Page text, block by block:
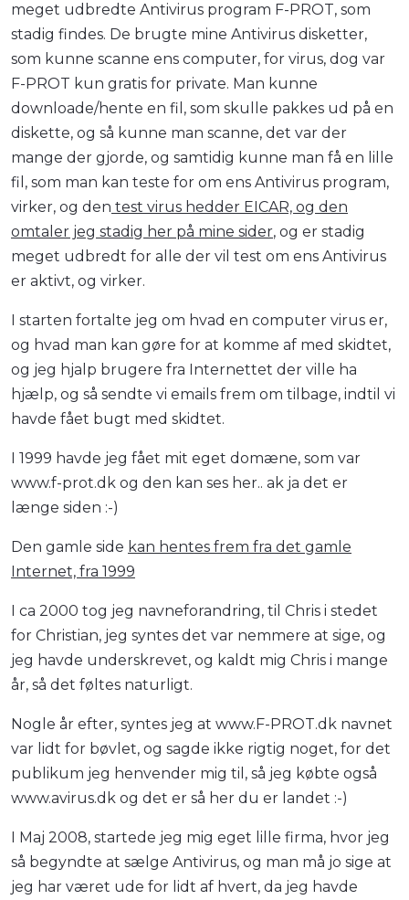
meget udbredte Antivirus program F-PROT, som
stadig findes. De brugte mine Antivirus disketter,
som kunne scanne ens computer, for virus, dog var
F-PROT kun gratis for private. Man kunne
downloade/hente en fil, som skulle pakkes ud på en
diskette, og så kunne man scanne, det var der
mange der gjorde, og samtidig kunne man få en lille
fil, som man kan teste for om ens Antivirus program,
virker, og den test virus hedder EICAR, og den
omtaler jeg stadig her på mine sider, og er stadig
meget udbredt for alle der vil test om ens Antivirus
er aktivt, og virker.
I starten fortalte jeg om hvad en computer virus er,
og hvad man kan gøre for at komme af med skidtet,
og jeg hjalp brugere fra Internettet der ville ha
hjælp, og så sendte vi emails frem om tilbage, indtil vi
havde fået bugt med skidtet.
I 1999 havde jeg fået mit eget domæne, som var
www.f-prot.dk og den kan ses her.. ak ja det er
længe siden :-)
Den gamle side kan hentes frem fra det gamle
Internet, fra 1999
I ca 2000 tog jeg navneforandring, til Chris i stedet
for Christian, jeg syntes det var nemmere at sige, og
jeg havde underskrevet, og kaldt mig Chris i mange
år, så det føltes naturligt.
Nogle år efter, syntes jeg at www.F-PROT.dk navnet
var lidt for bøvlet, og sagde ikke rigtig noget, for det
publikum jeg henvender mig til, så jeg købte også
www.avirus.dk og det er så her du er landet :-)
I Maj 2008, startede jeg mig eget lille firma, hvor jeg
så begyndte at sælge Antivirus, og man må jo sige at
jeg har været ude for lidt af hvert, da jeg havde